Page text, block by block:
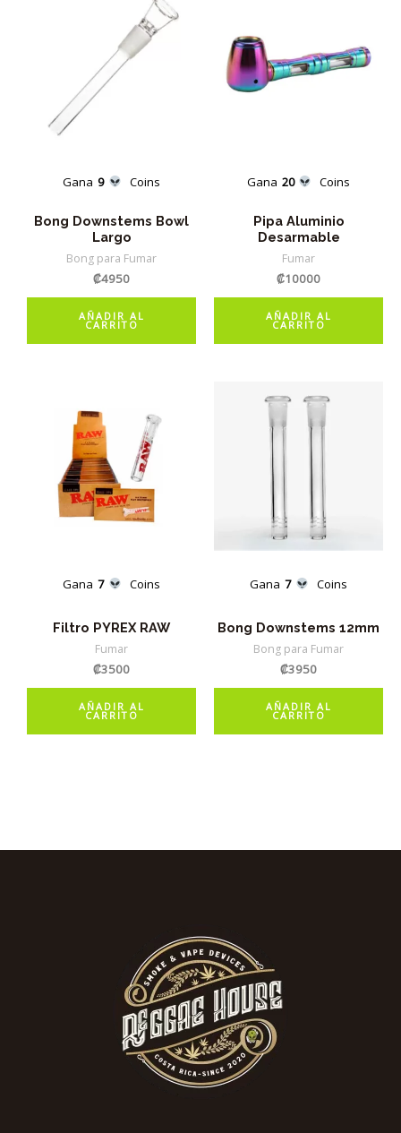
Gana 9 Coins
Bong Downstems Bowl
Largo
Bong para Fumar
₡4950
AÑADIR AL
CARRITO
Gana 20 Coins
Pipa Aluminio
Desarmable
Fumar
₡10000
AÑADIR AL
CARRITO
Gana 7 Coins
Filtro PYREX RAW
Fumar
₡3500
AÑADIR AL
CARRITO
Gana 7 Coins
Bong Downstems 12mm
Bong para Fumar
₡3950
AÑADIR AL
CARRITO